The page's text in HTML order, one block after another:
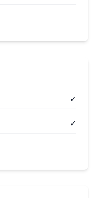
✓
✓